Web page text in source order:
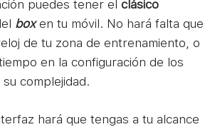
puedes tener el clásico
boxen tu móvil. No hará falta que
de tu zona de entrenamiento, o
en la configuración de los
complejidad.
hará que tengas a tu alcance